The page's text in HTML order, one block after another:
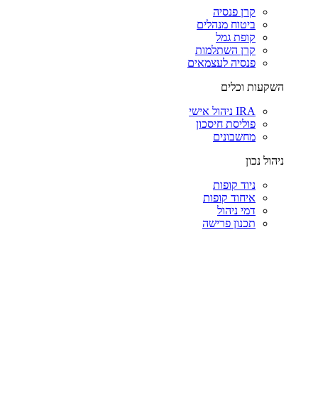
קרן פנסיה
ביטוח מנהלים
קופת גמל
קרן השתלמות
פנסיה לעצמאים
השקעות וכלים
IRA ניהול אישי
פוליסת חיסכון
מחשבונים
ניהול נכון
ניוד קופות
איחוד קופות
דמי ניהול
תכנון פרישה